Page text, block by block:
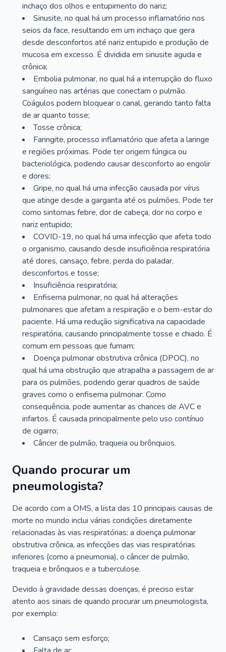
inchaço dos olhos e entupimento do nariz;
Sinusite, no qual há um processo inflamatório nos
seios da face, resultando em um inchaço que gera
desde desconfortos até nariz entupido e produção de
mucosa em excesso. É dividida em sinusite aguda e
crônica;
Embolia pulmonar, no qual há a interrupção do fluxo
sanguíneo nas artérias que conectam o pulmão.
Coágulos podem bloquear o canal, gerando tanto falta
de ar quanto tosse;
Tosse crônica;
Faringite, processo inflamatório que afeta a laringe
e regiões próximas. Pode ter origem fúngica ou
bacteriológica, podendo causar desconforto ao engolir
e dores;
Gripe, no qual há uma infecção causada por vírus
que atinge desde a garganta até os pulmões. Pode ter
como sintomas febre, dor de cabeça, dor no corpo e
nariz entupido;
COVID-19, no qual há uma infecção que afeta todo
o organismo, causando desde insuficiência respiratória
até dores, cansaço, febre, perda do paladar,
desconfortos e tosse;
Insuficiência respiratória;
Enfisema pulmonar, no qual há alterações
pulmonares que afetam a respiração e o bem-estar do
paciente. Há uma redução significativa na capacidade
respiratória, causando principalmente tosse e chiado. É
comum em pessoas que fumam;
Doença pulmonar obstrutiva crônica (DPOC), no
qual há uma obstrução que atrapalha a passagem de ar
para os pulmões, podendo gerar quadros de saúde
graves como o enfisema pulmonar. Como
consequência, pode aumentar as chances de AVC e
infartos. É causada principalmente pelo uso contínuo
de cigarro;
Câncer de pulmão, traqueia ou brônquios.
Quando procurar um
pneumologista?
De acordo com a OMS, a lista das 10 principais causas de
morte no mundo inclui várias condições diretamente
relacionadas às vias respiratórias: a doença pulmonar
obstrutiva crônica, as infecções das vias respiratórias
inferiores (como a pneumonia), o câncer de pulmão,
traqueia e brônquios e a tuberculose.
Devido à gravidade dessas doenças, é preciso estar
atento aos sinais de quando procurar um pneumologista,
por exemplo:
Cansaço sem esforço;